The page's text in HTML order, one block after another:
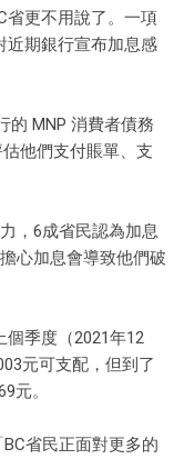
省更不用說了。一項
近期銀行宣布加息感
的 MNP 消費者債務
他們支付賬單、支
，6成省民認為加息
心加息會導致他們破
季度（2021年12
元可支配，但到了
元。
省民正面對更多的